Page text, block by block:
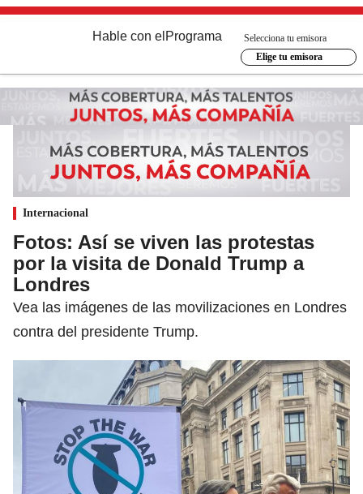
Hable con el Programa
Selecciona tu emisora
Elige tu emisora
Internacional
Fotos: Así se viven las protestas
por la visita de Donald Trump a
Londres
Vea las imágenes de las movilizaciones en Londres
contra del presidente Trump.